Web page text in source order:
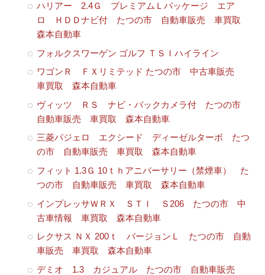
ハリアー 2.4Ｇ プレミアムＬパッケージ エア
ロ ＨＤＤナビ付 たつの市 自動車販売 車買取
森本自動車
フォルクスワーゲン ゴルフ ＴＳＩハイライン
ワゴンＲ ＦＸリミテッド たつの市 中古車販売
車買取 森本自動車
ヴィッツ ＲＳ ナビ・バックカメラ付 たつの市
自動車販売 車買取 森本自動車
三菱パジェロ エクシード ディーゼルターボ たつ
の市 自動車販売 車買取 森本自動車
フィット 1.3Ｇ 10ｔｈアニバーサリー（禁煙車） た
つの市 自動車販売 車買取 森本自動車
インプレッサＷＲＸ ＳＴＩ Ｓ206 たつの市 中
古車情報 車買取 森本自動車
レクサス ＮＸ 200ｔ バージョンＬ たつの市 自動
車販売 車買取 森本自動車
デミオ 1.3 カジュアル たつの市 自動車販売